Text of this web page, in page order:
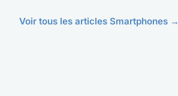
Voir tous les articles Smartphones →